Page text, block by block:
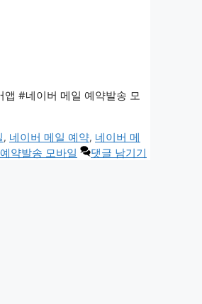
#네이버 메일 예약발송 모
, 네이버 메일 예약, 네이버 메
약발송 모바일 댓글 남기기